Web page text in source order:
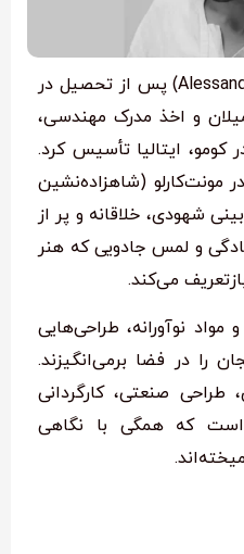
آلساندرو دوبینی (Alessandro Dubini) پس از تحصیل در
و اخذ مدرک مهندسی،
ایتالیا تأسیس کرد.
او در مونت‌کارلو (شاهزاده‌نشین
شهودی، خلاقانه و پر از
و لمس جادویی که هنر
می‌کند.
مواد نوآورانه، طراحی‌هایی
در فضا برمی‌انگیزند.
طراحی صنعتی، کارگردانی
که همگی با نگاهی